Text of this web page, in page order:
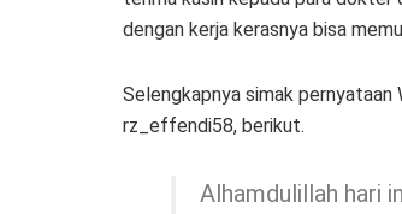
dengan kerja kerasnya bisa
Selengkapnya simak pernyataan
rz_effendi58, berikut.
Alhamdulillah hari